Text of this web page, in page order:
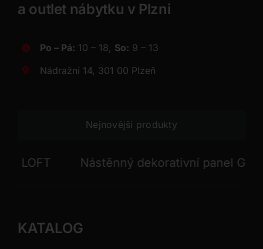
a outlet nábytku v Plzni
Po – Pá: 10 – 18, So: 9 – 13
Nádražní 14, 301 00 Plzeň
Nejnovější produkty
Nástěnný dekorativní panel GONG
KATALOG